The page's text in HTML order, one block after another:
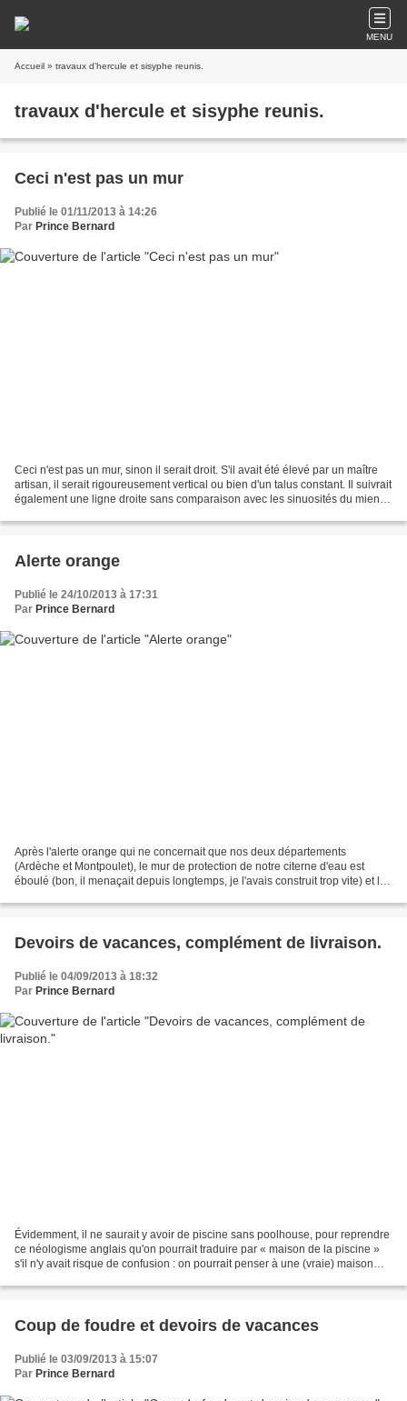
MENU
Accueil » travaux d'hercule et sisyphe reunis.
travaux d'hercule et sisyphe reunis.
Ceci n'est pas un mur
Publié le 01/11/2013 à 14:26
Par Prince Bernard
Ceci n'est pas un mur, sinon il serait droit. S'il avait été élevé par un maître
artisan, il serait rigoureusement vertical ou bien d'un talus constant. Il suivrait
également une ligne droite sans comparaison avec les sinuosités du mien.
Alerte orange
Publié le 24/10/2013 à 17:31
Par Prince Bernard
Après l'alerte orange qui ne concernait que nos deux départements
(Ardèche et Montpoulet), le mur de protection de notre citerne d'eau est
éboulé (bon, il menaçait depuis longtemps, je l'avais construit trop vite) et les
Devoirs de vacances, complément de livraison.
Publié le 04/09/2013 à 18:32
Par Prince Bernard
Évidemment, il ne saurait y avoir de piscine sans poolhouse, pour reprendre
ce néologisme anglais qu'on pourrait traduire par « maison de la piscine »
s'il n'y avait risque de confusion : on pourrait penser à une (vraie) maison
Coup de foudre et devoirs de vacances
Publié le 03/09/2013 à 15:07
Par Prince Bernard